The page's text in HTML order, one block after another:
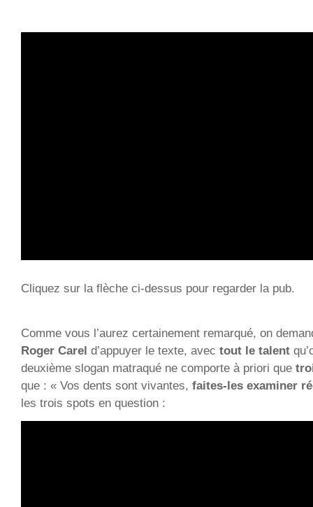
Cliquez sur la flèche ci-dessus pour regarder la pub.
Comme vous l’aurez certainement remarqué, on
Roger Carel d’appuyer le texte, avec tout le talent
deuxième slogan matraqué ne comporte à priori que
que : « Vos dents sont vivantes, faites-les examiner
les trois spots en question :